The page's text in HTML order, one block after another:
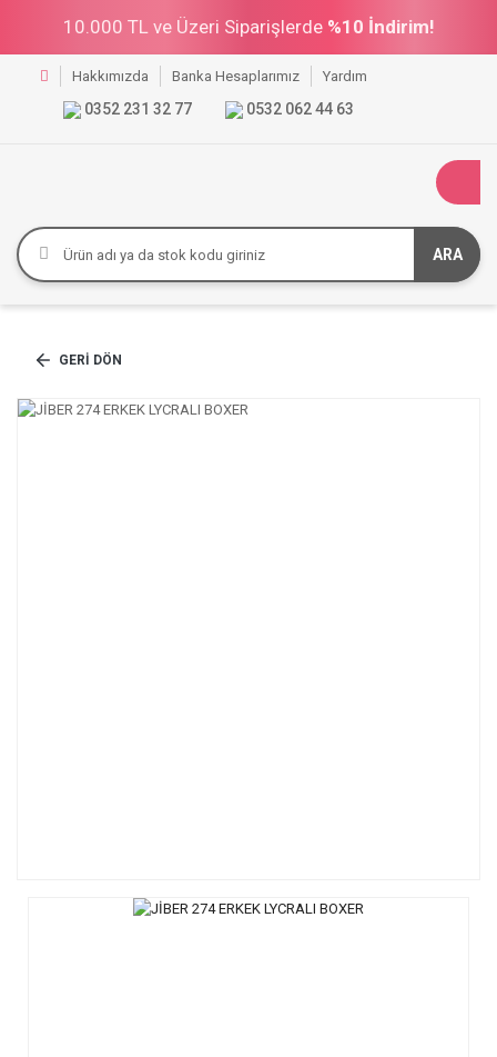
10.000 TL ve Üzeri Siparişlerde %10 İndirim!
Hakkımızda Banka Hesaplarımız Yardım
0352 231 32 77 0532 062 44 63
ARA
GERI DÖN